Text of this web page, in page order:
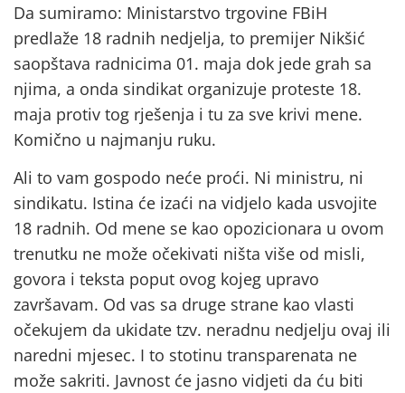
Da sumiramo: Ministarstvo trgovine FBiH
predlaže 18 radnih nedjelja, to premijer Nikšić
saopštava radnicima 01. maja dok jede grah sa
njima, a onda sindikat organizuje proteste 18.
maja protiv tog rješenja i tu za sve krivi mene.
Komično u najmanju ruku.
Ali to vam gospodo neće proći. Ni ministru, ni
sindikatu. Istina će izaći na vidjelo kada usvojite
18 radnih. Od mene se kao opozicionara u ovom
trenutku ne može očekivati ništa više od misli,
govora i teksta poput ovog kojeg upravo
završavam. Od vas sa druge strane kao vlasti
očekujem da ukidate tzv. neradnu nedjelju ovaj ili
naredni mjesec. I to stotinu transparenata ne
može sakriti. Javnost će jasno vidjeti da ću biti